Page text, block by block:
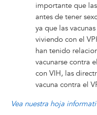
importante que
antes de tener
ya que las
viviendo con el
han tenido
vacunarse contra
con VIH, las
vacuna contra el
Vea nuestra hoja